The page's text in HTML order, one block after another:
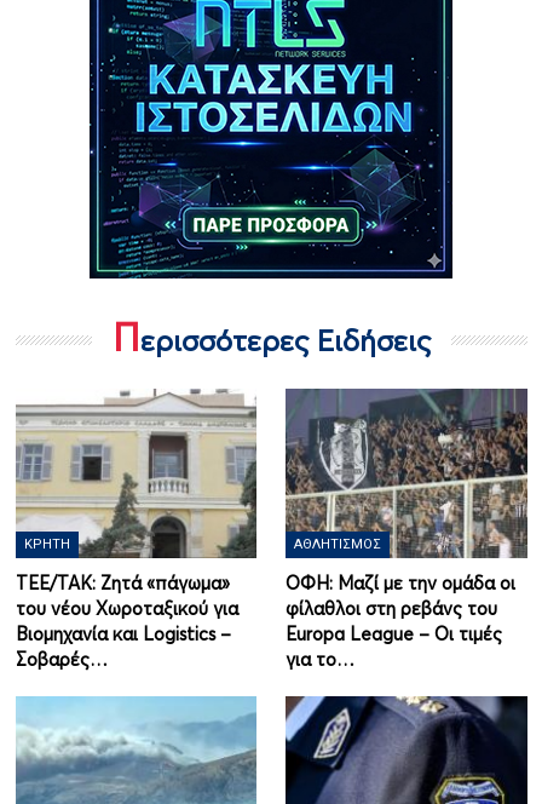
Περισσότερες Ειδήσεις
ΚΡΉΤΗ
ΤΕΕ/ΤΑΚ: Ζητά «πάγωμα»
του νέου Χωροταξικού για
Βιομηχανία και Logistics –
Σοβαρές…
ΑΘΛΗΤΙΣΜΌΣ
ΟΦΗ: Μαζί με την ομάδα οι
φίλαθλοι στη ρεβάνς του
Europa League – Οι τιμές
για το…